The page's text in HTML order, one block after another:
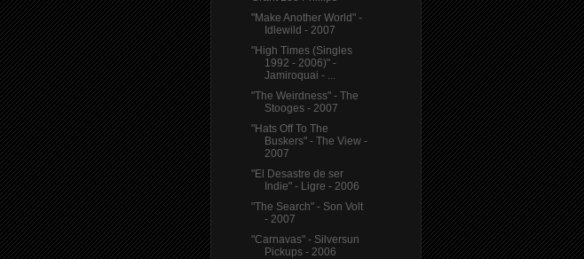
"Make Another World" -
Idlewild - 2007
"High Times (Singles
1992 - 2006)" -
Jamiroquai - ...
"The Weirdness" - The
Stooges - 2007
"Hats Off To The
Buskers" - The View -
2007
"El Desastre de ser
Indie" - Ligre - 2006
"The Search" - Son Volt
- 2007
"Carnavas" - Silversun
Pickups - 2006